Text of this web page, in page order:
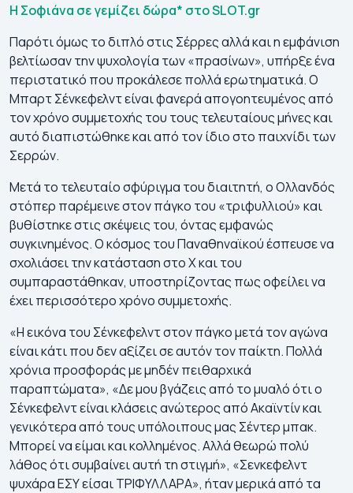
Η Σοφιάνα σε γεμίζει δώρα* στο SLOT.gr
Παρότι όμως το διπλό στις Σέρρες αλλά και η εμφάνιση
βελτίωσαν την ψυχολογία των «πρασίνων», υπήρξε ένα
περιστατικό που προκάλεσε πολλά ερωτηματικά. Ο
Μπαρτ Σένκεφελντ είναι φανερά απογοητευμένος από
τον χρόνο συμμετοχής του τους τελευταίους μήνες και
αυτό διαπιστώθηκε και από τον ίδιο στο παιχνίδι των
Σερρών.
Μετά το τελευταίο σφύριγμα του διαιτητή, ο Ολλανδός
στόπερ παρέμεινε στον πάγκο του «τριφυλλιού» και
βυθίστηκε στις σκέψεις του, όντας εμφανώς
συγκινημένος. Ο κόσμος του Παναθηναϊκού έσπευσε να
σχολιάσει την κατάσταση στο X και του
συμπαραστάθηκαν, υποστηρίζοντας πως οφείλει να
έχει περισσότερο χρόνο συμμετοχής.
«Η εικόνα του Σένκεφελντ στον πάγκο μετά τον αγώνα
είναι κάτι που δεν αξίζει σε αυτόν τον παίκτη. Πολλά
χρόνια προσφοράς με μηδέν πειθαρχικά
παραπτώματα», «Δε μου βγάζεις από το μυαλό ότι ο
Σένκεφελντ είναι κλάσεις ανώτερος από Ακαϊντίν και
γενικότερα από τους υπόλοιπους μας Σέντερ μπακ.
Μπορεί να είμαι και κολλημένος. Αλλά θεωρώ πολύ
λάθος ότι συμβαίνει αυτή τη στιγμή», «Σενκεφελντ
ψυχάρα ΕΣΥ είσαι ΤΡΙΦΥΛΛΑΡΑ», ήταν μερικά από τα